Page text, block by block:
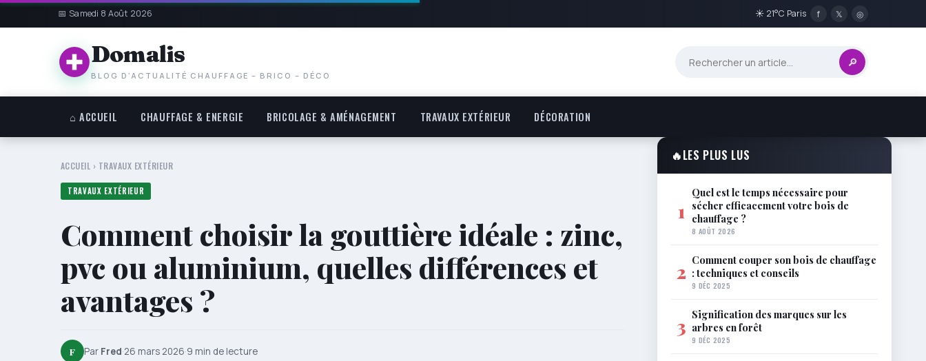
📅 Samedi 8 Août 2026 ☀ 21°C Paris f 𝕏 ◎
Domalis
BLOG D'ACTUALITÉ CHAUFFAGE – BRICO – DÉCO
🔎
⌂ ACCUEIL CHAUFFAGE & ENERGIE BRICOLAGE & AMÉNAGEMENT TRAVAUX EXTÉRIEUR DÉCORATION
ACCUEIL › TRAVAUX EXTÉRIEUR
TRAVAUX EXTÉRIEUR
Comment choisir la gouttière idéale : zinc,
pvc ou aluminium, quelles différences et
avantages ?
F Par Fred·26 mars 2026·9 min de lecture
🔥LES PLUS LUS
1
Quel est le temps nécessaire pour
sécher efficacement votre bois de
chauffage ?
8 AOÛT 2026
2 Comment couper son bois de chauffage
: techniques et conseils
9 DÉC 2025
3 Signification des marques sur les
arbres en forêt
9 DÉC 2025